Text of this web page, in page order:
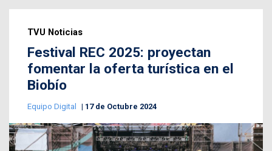
TVU Noticias
Festival REC 2025: proyectan
fomentar la oferta turística en el
Biobío
Equipo Digital 17 de Octubre 2024